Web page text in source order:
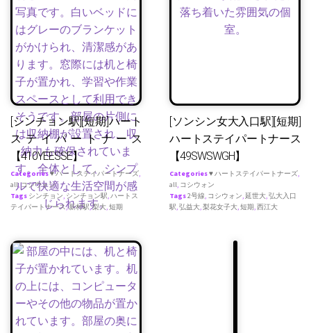
[シンチョン駅][短期]ハート
ステイパートナース
【410YEESSE】
Categories♥ ハートステイパートナーズ,
all,コシウォン
Tags シンチョン, シンチョン駅,ハートス
テイパートナース,新村駅,梨大,短期
[ソンシン女大入口駅][短期]
ハートステイパートナース
【49SWSWGH】
Categories♥ ハートステイパートナーズ,
all, コシウォン
Tags2号線, コシウォン,延世大,弘大入口
駅,弘益大,梨花女子大,短期,西江大